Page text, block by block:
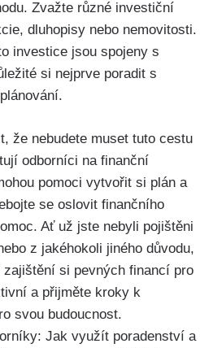
Zvažte různé investiční
dluhopisy nebo nemovitosti.
investice jsou spojeny s
si nejprve poradit s
že nebudete muset tuto cestu
odborníci na finanční
pomoci vytvořit si plán a
se oslovit finančního
Ať už jste nebyli pojištěni
z jakéhokoli jiného důvodu,
si pevných financí pro
a přijměte kroky k
svou budoucnost.